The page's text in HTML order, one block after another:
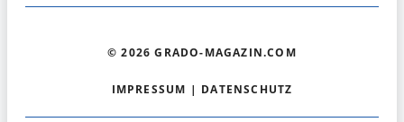
© 2026 GRADO-MAGAZIN.COM
IMPRESSUM | DATENSCHUTZ